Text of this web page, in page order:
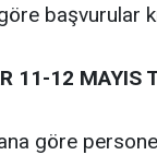
başvurular
11-12 MAYIS
göre